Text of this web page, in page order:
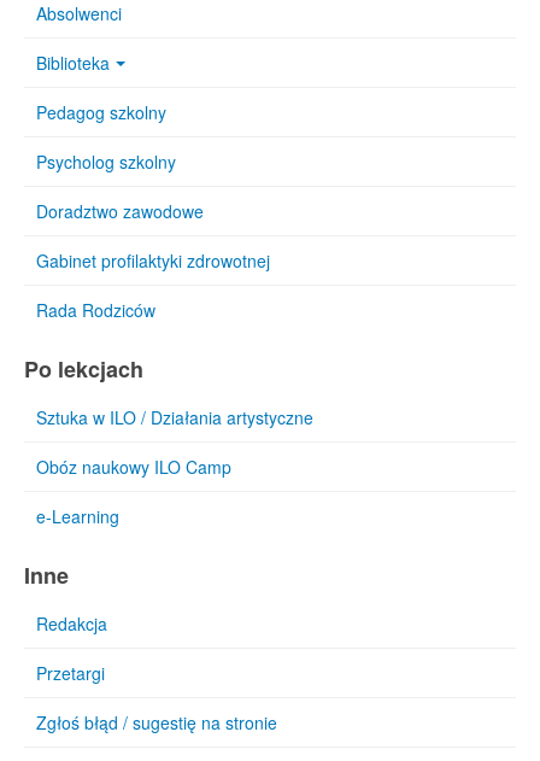
Absolwenci
Biblioteka
Pedagog szkolny
Psycholog szkolny
Doradztwo zawodowe
Gabinet profilaktyki zdrowotnej
Rada Rodziców
Po lekcjach
Sztuka w ILO / Działania artystyczne
Obóz naukowy ILO Camp
e-Learning
Inne
Redakcja
Przetargi
Zgłoś błąd / sugestię na stronie